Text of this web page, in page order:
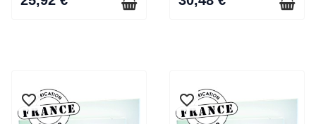
favorite_border
favorite_border favorite_border
favorite_border